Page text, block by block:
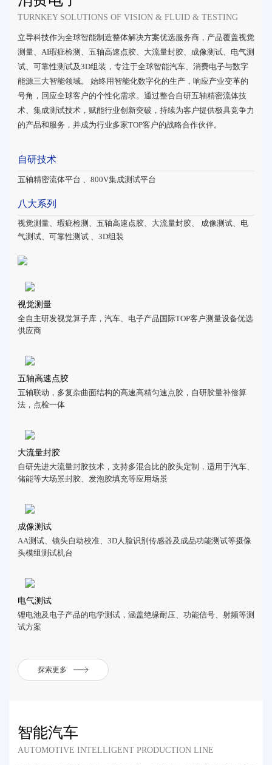
TURNKEY SOLUTIONS OF VISION & FLUID & TESTING
立导科技作为全球智能制造整体解决方案优选服务商，产品覆盖视觉
测量、AI瑕疵检测、五轴高速点胶、大流量封胶、成像测试、电气测
试、可靠性测试及3D组装，专注于全球智能汽车、消费电子与数字
能源三大智能领域。 始终用智能化数字化的生产，响应产业变革的
号角，回应全球客户的个性化需求。通过整合自研五轴精密流体技
术、集成测试技术，赋能行业创新突破，持续为客户提供极具竞争力
的产品和服务，并成为行业多家TOP客户的战略合作伙伴。
自研技术
五轴精密流体平台 、800V集成测试平台
八大系列
视觉测量、瑕疵检测、五轴高速点胶、大流量封胶、 成像测试、电
气测试、可靠性测试 、3D组装
视觉测量
全自主研发视觉算子库，汽车、电子产品国际TOP客户测量设备优选
供应商
五轴高速点胶
五轴联动，多复杂曲面结构的高速高精匀速点胶，自研胶量补偿算
法，点检一体
大流量封胶
自研先进大流量封胶技术，支持多混合比的胶头定制，适用于汽车、
储能等大场景封胶、发泡胶填充等应用场景
成像测试
AA测试、镜头自动校准、3D人脸识别传感器及成品功能测试等摄像
头模组测试机台
电气测试
锂电池及电子产品的电学测试，涵盖绝缘耐压、功能信号、射频等测
试方案
探索更多
智能汽车
AUTOMOTIVE INTELLIGENT PRODUCTION LINE